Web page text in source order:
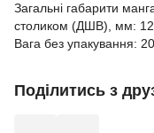
Загальні габарити
столиком (ДШВ), мм:
Вага без упакування:
Поділитись з